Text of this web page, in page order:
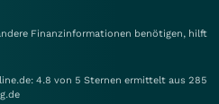
Finanzinformationen benötigen, hilft
4.8 von 5 Sternen ermittelt aus 285